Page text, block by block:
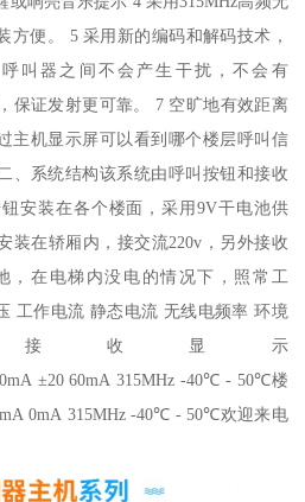
方便。 5 采用新的编码和解码技术，
叫器之间不会产生干扰，不会有
保证发射更可靠。 7 空旷地有效距离
主机显示屏可以看到哪个楼层呼叫信
、系统结构该系统由呼叫按钮和接收
安装在各个楼面，采用9V干电池供
装在轿厢内，接交流220v，另外接收
，在电梯内没电的情况下，照常工
工作电流 静态电流 无线电频率 环境
收显示
±20 60mA 315MHz -40℃ - 50℃楼
0mA 315MHz -40℃ - 50℃欢迎来电